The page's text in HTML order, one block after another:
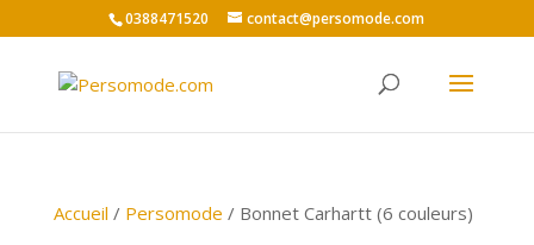
0388471520 contact@persomode.com
Accueil / Persomode / Bonnet Carhartt (6 couleurs)